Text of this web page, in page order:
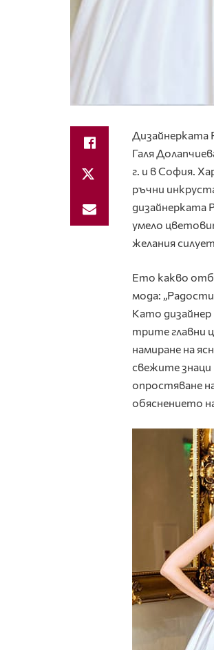
Дизайнерката
Галя
г. и в София.
ръчни
дизайнерката
умело
желания
Ето какво
мода:
Като дизайнер
трите главни
намиране на
свежите
опростяване
обяснението